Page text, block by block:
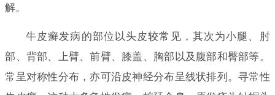
解。
牛皮癣发病的部位以头皮较常见，其次为小腿、肘
部、背部、上臂、前臂、膝盖、胸部以及腹部和臀部等。
常呈对称性分布，亦可沿皮神经分布呈线状排列。寻常性